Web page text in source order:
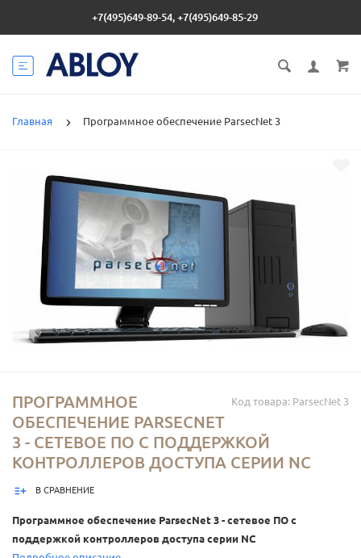
+7(495)649-89-54, +7(495)649-85-29
Главная Программное обеспечение ParsecNet 3
Код товара: ParsecNet 3
ПРОГРАММНОЕ
ОБЕСПЕЧЕНИЕ PARSECNET
3 - СЕТЕВОЕ ПО С ПОДДЕРЖКОЙ
КОНТРОЛЛЕРОВ ДОСТУПА СЕРИИ NC
В СРАВНЕНИЕ
Программное обеспечение ParsecNet 3 - сетевое ПО с
поддержкой контроллеров доступа серии NC